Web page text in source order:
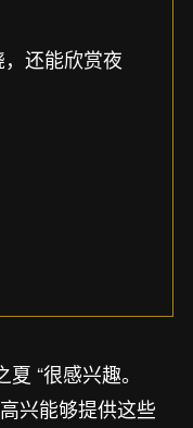
还能欣赏夜
“很感兴趣。
兴能够提供这些